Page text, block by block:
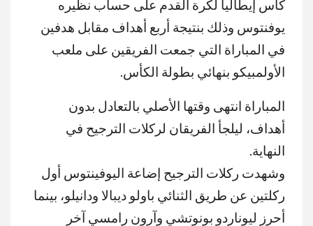
كأس إيطاليا لكرة القدم على حساب نظيره
يوفنتوس وذلك بنتيجة أربع أهداف مقابل هدفين
في المباراة التي جمعت الفريقين على ملعب
الأولمبيكو بنهائي بطولة الكأس.
المباراة انتهى وقتها الأصلي بالتعادل بدون
أهداف، ليلجأ الفريقان لركلات الترجيح في
النهاية.
وشهدت ركلات الترجيح إضاعة اليوفينتوس أول
ركلتين عن طريق الثنائي باولو ديبالا ودانيلو، بينما
أحرز ليوناردو بونوتشي وآرون رامسي آخر